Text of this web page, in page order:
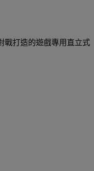
戰打造的遊戲專用直立式